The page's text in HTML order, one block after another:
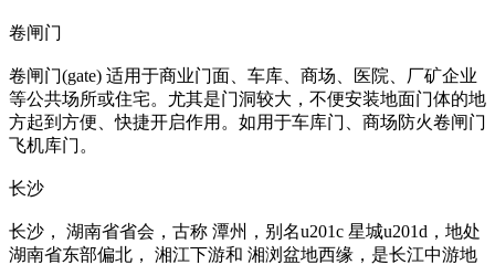
卷闸门
卷闸门(gate) 适用于商业门面、车库、商场、医院、厂矿企业
等公共场所或住宅。尤其是门洞较大，不便安装地面门体的地
方起到方便、快捷开启作用。如用于车库门、商场防火卷闸门
飞机库门。
长沙
长沙， 湖南省省会，古称 潭州，别名u201c 星城u201d，地处
湖南省东部偏北， 湘江下游和 湘浏盆地西缘，是长江中游地